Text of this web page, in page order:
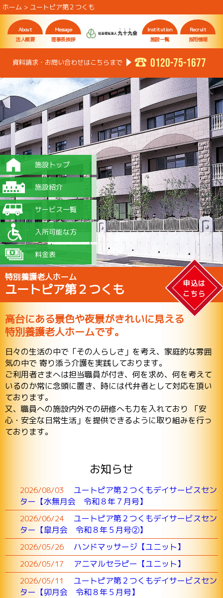
ホーム > ユートピア第２つくも
About
法人概要
Message
理事長挨拶
Institution
施設一覧
Recruit
採用情報
資料請求・お問い合わせはこちらまで 0120-75-1677
施設トップ
施設紹介
サービス一覧
入所可能な方
料金表
特別養護老人ホーム
ユートピア第２つくも
申込は
こちら
高台にある景色や夜景がきれいに見える
特別養護老人ホームです。
日々の生活の中で「その人らしさ」を考え、家庭的な雰囲
気の中で 寄り添う介護を実践しております。
ご利用者さまへは担当職員が付き、何を求め、何を考えて
いるのか常に念頭に置き、時には代弁者として対応を頂い
ております。
又、職員への施設内外での研修へも力を入れており 「安
心・安全な日常生活」を提供できるように取り組みを行っ
ております。
お知らせ
2026/08/03
ユートピア第２つくもデイサービスセン
ター【水無月会 令和８年７月号】
2026/06/24
ユートピア第２つくもデイサービスセン
ター【皐月会 令和８年５月号②】
2026/05/26 ハンドマッサージ【ユニット】
2026/05/17 アニマルセラピー【ユニット】
2026/05/11
ユートピア第２つくもデイサービスセン
ター【卯月会 令和８年５月号】